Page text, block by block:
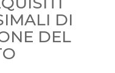
DI
DEL